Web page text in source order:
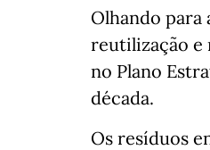
Olhando para
reutilização e
no Plano
década.
Os resíduos